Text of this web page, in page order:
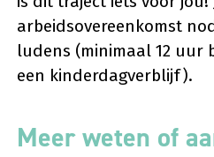
arbeidsovereenkomst
ludens (minimaal 12 uur
een kinderdagverblijf).
Meer weten of